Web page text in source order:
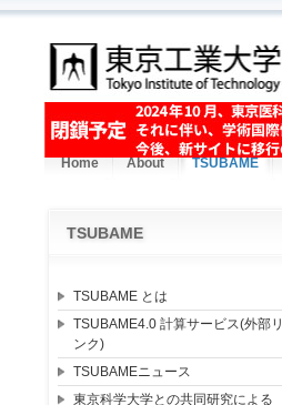
Skip to main content
Home About TSUBAME
TSUBAME
TSUBAME とは
TSUBAME4.0 計算サービス(外部リ
ンク)
TSUBAMEニュース
東京科学大学との共同研究による